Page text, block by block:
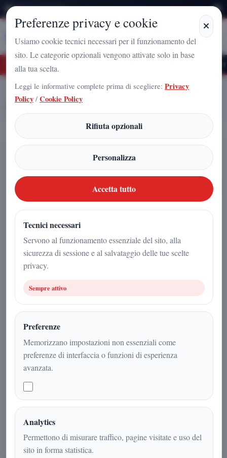
Sabato 8 Agosto 2026
StampaCampania
Home
Articoli
Serie A, giornata 21: il weekend che può cambiare tutto
Serie A, giornata 21: il weekend che
può cambiare tutto
17 gennaio 2026
### SERIE A ## Giornata 21, il
campionato entra nel vivo
Preferenze privacy e cookie
Usiamo cookie tecnici necessari per il funzionamento del
sito. Le categorie opzionali vengono attivate solo in base
alla tua scelta.
Leggi le informative complete prima di scegliere: Privacy
Policy / Cookie Policy
Rifiuta opzionali
Personalizza
Accetta tutto
Tecnici necessari
Servono al funzionamento essenziale del sito, alla
sicurezza di sessione e al salvataggio delle tue scelte
privacy.
Sempre attivo
Preferenze
Memorizzano impostazioni non essenziali come
preferenze di interfaccia o funzioni di esperienza
avanzata.
Analytics
Permettono di misurare traffico, pagine visitate e uso del
sito in forma statistica.